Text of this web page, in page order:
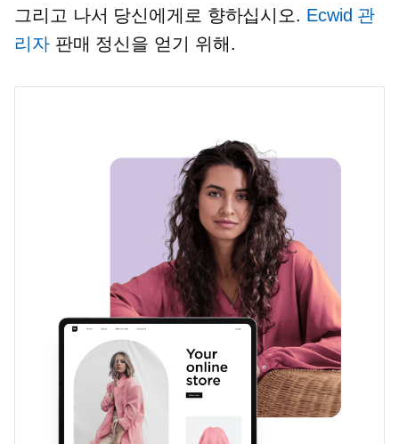
그리고 나서 당신에게로 향하십시오. Ecwid 관
리자판매 정신을 얻기 위해.